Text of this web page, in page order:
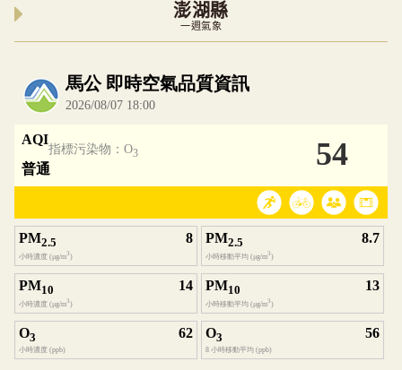
澎湖縣
一週氣象
內嵌空氣品質小工具為視覺預覽，完整即時空